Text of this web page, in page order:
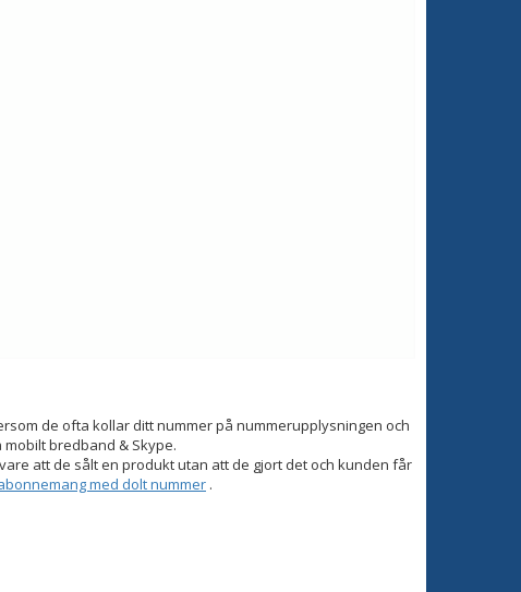
de ofta kollar ditt nummer på nummerupplysningen och
bredband & Skype.
att de sålt en produkt utan att de gjort det och kunden får
med dolt nummer .